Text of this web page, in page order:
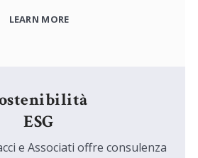
LEARN MORE
ESG
e Associati offre consulenza